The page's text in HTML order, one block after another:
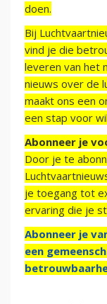
doen.
Bij
vind je die
leveren van het
nieuws over de
maakt ons een
een stap voor
Abonneer je
Door je te
je toegang tot
ervaring die je
Abonneer je
een